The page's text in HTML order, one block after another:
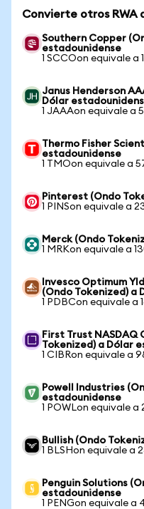
Convierte otros RWA
Southern Copper
estadounidense
1 SCCOon equivale a
Janus Henderson
Dólar
1 JAAAon equivale a
Thermo Fisher
estadounidense
1 TMOon equivale a
Pinterest (Ondo
1 PINSon equivale a
Merck (Ondo
1 MRKon equivale a
Invesco Optimum
(Ondo Tokenized) a
1 PDBCon equivale a
First Trust NASDAQ
Tokenized) a Dólar
1 CIBRon equivale a
Powell Industries
estadounidense
1 POWLon equivale a
Bullish (Ondo
1 BLSHon equivale a
Penguin Solutions
estadounidense
1 PENGon equivale a